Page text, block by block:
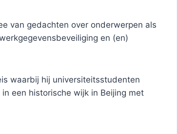
van gedachten over onderwerpen als
en (en)
waarbij hij universiteitsstudenten
een historische wijk in Beijing met